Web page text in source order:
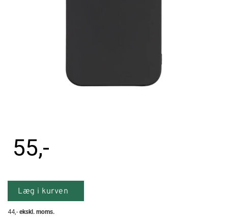
55,-
Læg i kurven
44,- ekskl. moms.